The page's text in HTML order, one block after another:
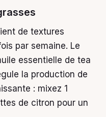
de textures
par semaine. Le
essentielle de tea
la production de
: mixez 1
de citron pour un